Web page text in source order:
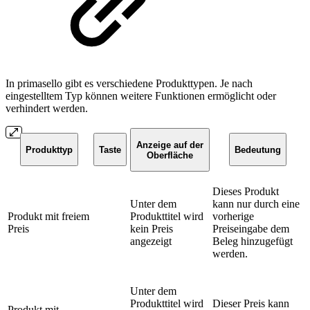
In primasello gibt es verschiedene Produkttypen. Je nach
eingestelltem Typ können weitere Funktionen ermöglicht oder
verhindert werden.
Produkttyp Taste
Anzeige auf der
Oberfläche
Bedeutung
Produkt mit freiem
Preis
Unter dem
Produkttitel wird
kein Preis
angezeigt
Dieses Produkt
kann nur durch eine
vorherige
Preiseingabe dem
Beleg hinzugefügt
werden.
Unter dem
Produkttitel wird
Dieser Preis kann